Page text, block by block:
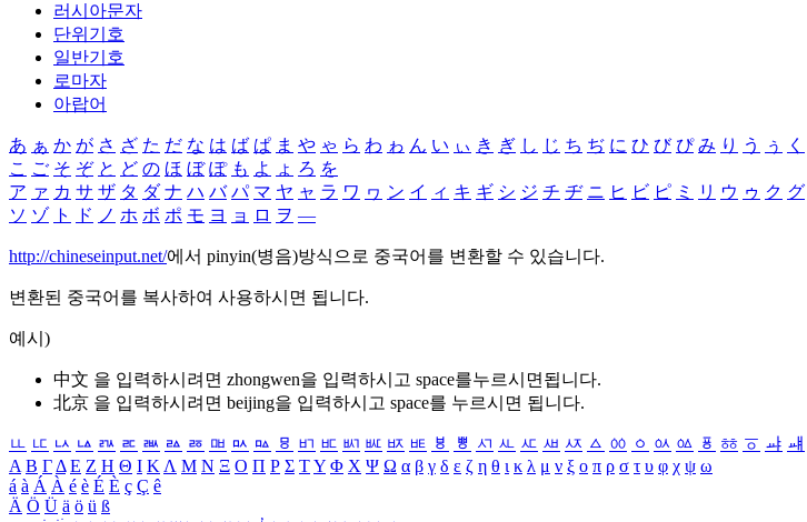
러시아문자
단위기호
일반기호
로마자
아랍어
あ ぁ か が さ ざ た だ な は ば ぱ ま や ゃ ら わ ゎ ん い ぃ き ぎ し じ ち ぢ に ひ び ぴ み り う ぅ く
こ ご そ ぞ と ど の ほ ぼ ぽ も よ ょ ろ を
ア ァ カ サ ザ タ ダ ナ ハ バ パ マ ヤ ャ ラ ワ ヮ ン イ ィ キ ギ シ ジ チ ヂ ニ ヒ ビ ピ ミ リ ウ ゥ ク グ
ソ ゾ ト ド ノ ホ ボ ポ モ ヨ ョ ロ ヲ ―
http://chineseinput.net/에서 pinyin(병음)방식으로 중국어를 변환할 수 있습니다.
변환된 중국어를 복사하여 사용하시면 됩니다.
예시)
中文 을 입력하시려면 zhongwen을 입력하시고 space를누르시면됩니다.
北京 을 입력하시려면 beijing을 입력하시고 space를 누르시면 됩니다.
ㅥ ㅦ ㅧ ㅨ ㅩ ㅪ ㅫ ㅬ ㅭ ㅮ ㅯ ㅰ ㅱ ㅲ ㅳ ㅴ ㅵ ㅶ ㅷ ㅸ ㅹ ㅺ ㅻ ㅼ ㅽ ㅾ ㅿ ㆀ ㆁ ㆂ ㆃ ㆄ ㆅ ㆆ ㆇ ㆈ
Α Β ΓΔ Ε Ζ Η Θ Ι ΚΛ Μ Ν Ξ Ο Π Ρ Σ ΤΥ Φ Χ Ψ Ω α β γ δ ε ζ η θ ι κ λ μ ν ξ ο π ρ σ τ υ φ χ ψ ω
á à Á À é è É È ç Ç ê
Ä Ö Ü ä ö ü ß